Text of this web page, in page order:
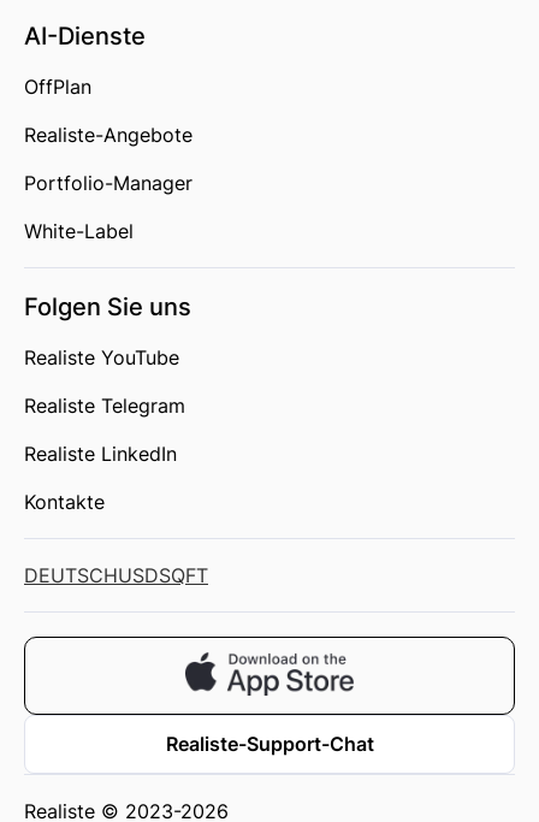
AI-Dienste
OffPlan
Realiste-Angebote
Portfolio-Manager
White-Label
Folgen Sie uns
Realiste YouTube
Realiste Telegram
Realiste LinkedIn
Kontakte
DEUTSCHUSDSQFT
Realiste-Support-Chat
Realiste © 2023-2026